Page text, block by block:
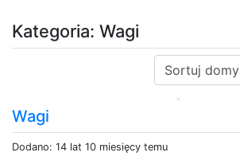
Kategoria: Wagi
Sortuj:
Wagi
Dodano: 14 lat 10 miesięcy temu